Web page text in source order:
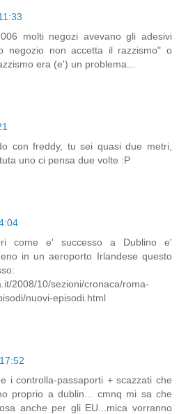
molti negozi avevano gli adesivi
negozio non accetta il razzismo" o
era (e') un problema...
con freddy, tu sei quasi due metri,
uno ci pensa due volte :P
come e' successo a Dublino e'
in un aeroporto Irlandese questo
2008/10/sezioni/cronaca/roma-
nuovi-episodi.html
i controlla-passaporti + scazzati che
proprio a dublin... cmnq mi sa che
anche per gli EU...mica vorranno